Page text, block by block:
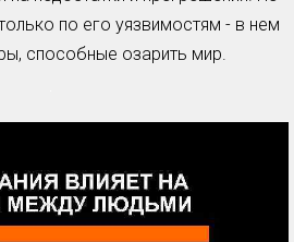
по его уязвимостям - в нем
способные озарить мир.